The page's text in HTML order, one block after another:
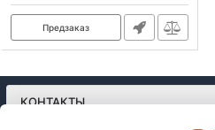
Предзаказ
КОНТАКТЫ